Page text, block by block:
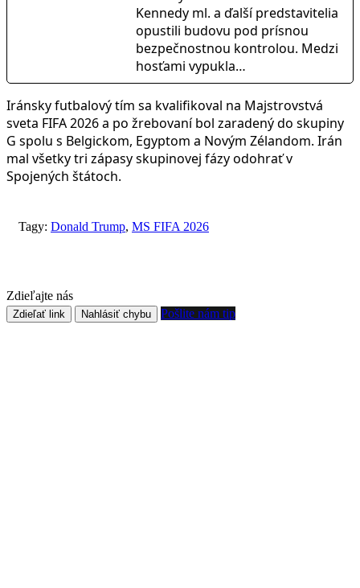
Kennedy ml. a ďalší predstavitelia
opustili budovu pod prísnou
bezpečnostnou kontrolou. Medzi
hosťami vypukla…
Iránsky futbalový tím sa kvalifikoval na Majstrovstvá
sveta FIFA 2026 a po žrebovaní bol zaradený do skupiny
G spolu s Belgickom, Egyptom a Novým Zélandom. Irán
mal všetky tri zápasy skupinovej fázy odohrať v
Spojených štátoch.
Tagy: Donald Trump, MS FIFA 2026
Zdieľajte nás
Zdieľať link Nahlásiť chybu Pošlite nám tip